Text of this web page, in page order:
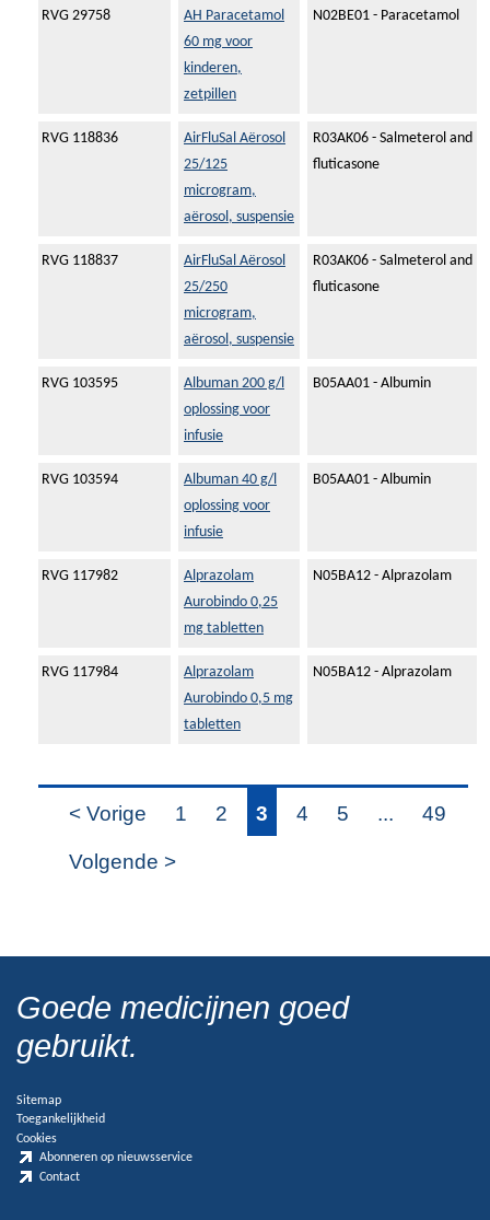
RVG 29758
AH Paracetamol
60 mg voor
kinderen,
zetpillen
N02BE01 - Paracetamol
RVG 118836
AirFluSal Aërosol
25/125
microgram,
aërosol, suspensie
R03AK06 - Salmeterol and
fluticasone
RVG 118837
AirFluSal Aërosol
25/250
microgram,
aërosol, suspensie
R03AK06 - Salmeterol and
fluticasone
RVG 103595
Albuman 200 g/l
oplossing voor
infusie
B05AA01 - Albumin
RVG 103594
Albuman 40 g/l
oplossing voor
infusie
B05AA01 - Albumin
RVG 117982
Alprazolam
Aurobindo 0,25
mg tabletten
N05BA12 - Alprazolam
RVG 117984
Alprazolam
Aurobindo 0,5 mg
tabletten
N05BA12 - Alprazolam
< Vorige 1 2 3 4 5 ... 49
Volgende >
Goede medicijnen goed
gebruikt.
Sitemap
Toegankelijkheid
Cookies
Abonneren op nieuwsservice
Contact